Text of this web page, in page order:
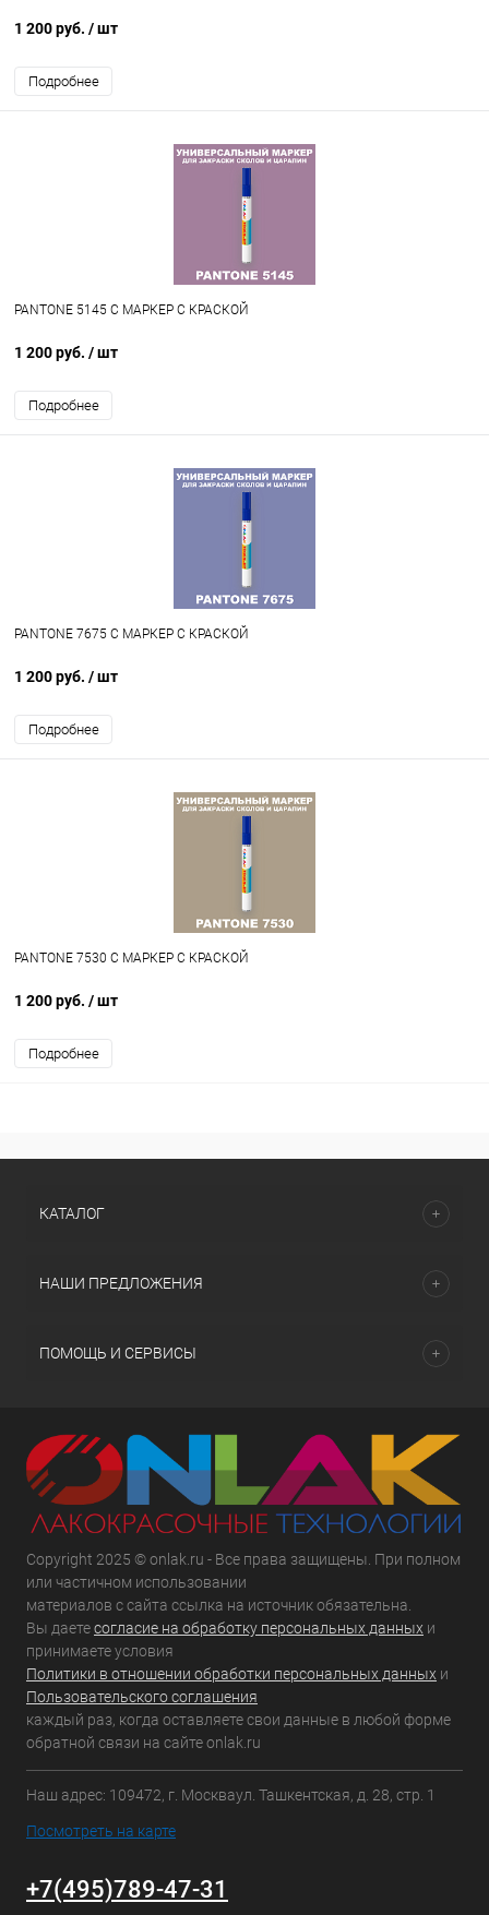
1 200 руб. / шт
Подробнее
PANTONE 5145 C МАРКЕР С КРАСКОЙ
1 200 руб. / шт
Подробнее
PANTONE 7675 C МАРКЕР С КРАСКОЙ
1 200 руб. / шт
Подробнее
PANTONE 7530 C МАРКЕР С КРАСКОЙ
1 200 руб. / шт
Подробнее
КАТАЛОГ
НАШИ ПРЕДЛОЖЕНИЯ
ПОМОЩЬ И СЕРВИСЫ
Copyright 2025 © onlak.ru - Все права защищены. При полном
или частичном использовании
материалов с сайта ссылка на источник обязательна.
Вы даетесогласие на обработку персональных данных и
принимаете условия
Политики в отношении обработки персональных данных и
Пользовательского соглашения
каждый раз, когда оставляете свои данные в любой форме
обратной связи на сайте onlak.ru
Наш адрес: 109472, г. Москваул. Ташкентская, д. 28, стр. 1
Посмотреть на карте
+7(495)789-47-31